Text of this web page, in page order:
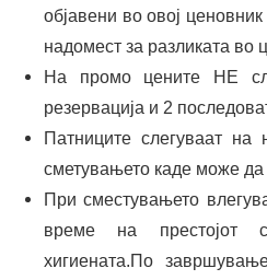
објавени во овој
надомест за разликата во
На промо цените НЕ
резервација и 2
Патниците слегуваат на
сметувањето каде може да
При сместувањето
време на престојот
хигиената.По